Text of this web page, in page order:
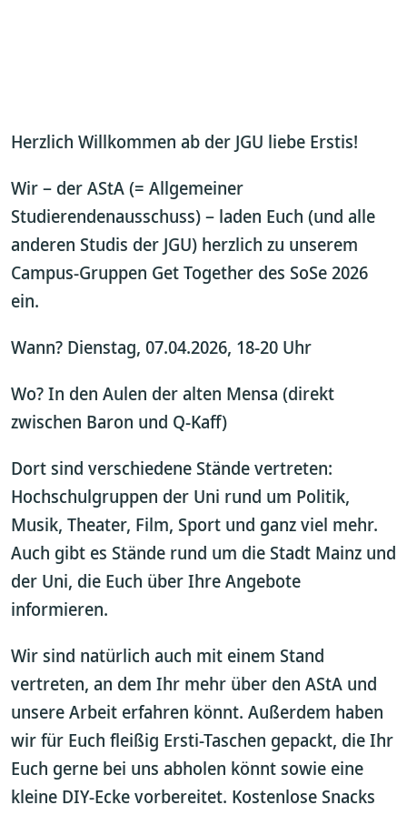
Herzlich Willkommen ab der JGU liebe Erstis!
Wir – der AStA (= Allgemeiner
Studierendenausschuss) – laden Euch (und alle
anderen Studis der JGU) herzlich zu unserem
Campus-Gruppen Get Together des SoSe 2026
ein.
Wann? Dienstag, 07.04.2026, 18-20 Uhr
Wo? In den Aulen der alten Mensa (direkt
zwischen Baron und Q-Kaff)
Dort sind verschiedene Stände vertreten:
Hochschulgruppen der Uni rund um Politik,
Musik, Theater, Film, Sport und ganz viel mehr.
Auch gibt es Stände rund um die Stadt Mainz und
der Uni, die Euch über Ihre Angebote
informieren.
Wir sind natürlich auch mit einem Stand
vertreten, an dem Ihr mehr über den AStA und
unsere Arbeit erfahren könnt. Außerdem haben
wir für Euch fleißig Ersti-Taschen gepackt, die Ihr
Euch gerne bei uns abholen könnt sowie eine
kleine DIY-Ecke vorbereitet. Kostenlose Snacks